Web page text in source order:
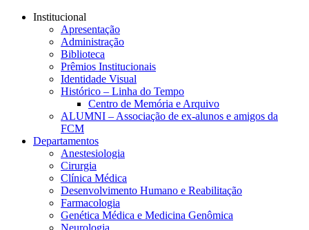
Conteúdo principal
Institucional
Apresentação
Administração
Biblioteca
Prêmios Institucionais
Identidade Visual
Histórico – Linha do Tempo
Centro de Memória e Arquivo
ALUMNI – Associação de ex-alunos e amigos da
FCM
Departamentos
Anestesiologia
Cirurgia
Clínica Médica
Desenvolvimento Humano e Reabilitação
Farmacologia
Genética Médica e Medicina Genômica
Neurologia